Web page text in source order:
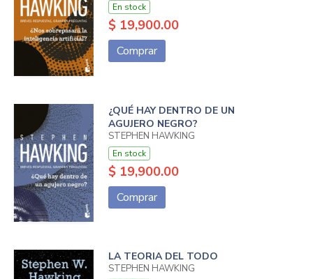
En stock
$ 19,900.00
Comprar
¿QUÉ HAY DENTRO DE UN
AGUJERO NEGRO?
STEPHEN HAWKING
En stock
$ 19,900.00
Comprar
LA TEORIA DEL TODO
STEPHEN HAWKING